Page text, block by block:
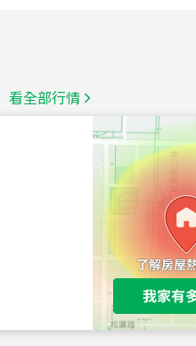
看全部行情
山區長春路
竹市慈祥路